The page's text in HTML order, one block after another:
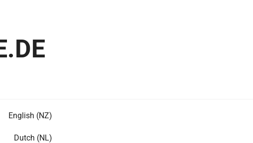
English (NZ)
Dutch (NL)